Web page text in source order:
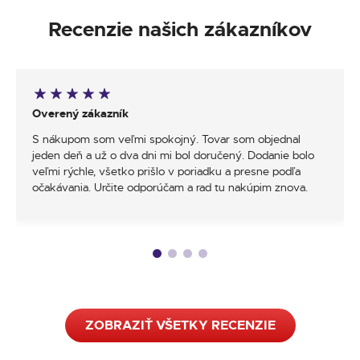
Recenzie našich zákazníkov
Overený zákazník
S nákupom som veľmi spokojný. Tovar som objednal
jeden deň a už o dva dni mi bol doručený. Dodanie bolo
veľmi rýchle, všetko prišlo v poriadku a presne podľa
očakávania. Určite odporúčam a rad tu nakúpim znova.
ZOBRAZIŤ VŠETKY RECENZIE